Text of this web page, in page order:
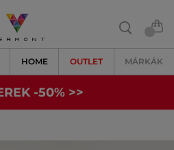
HOME OUTLET MÁRKÁK
-50% >>